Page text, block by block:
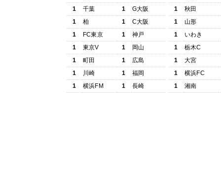
1
千葉 1
G大阪
1
柏 1
C大阪
1
FC東京 1
神戸
1
東京V 1
岡山
1
町田 1
広島
1
川崎 1
福岡
1
横浜FM 1 長崎
1
秋田
1
山形
1
いわき
1
栃木C
1
大宮
1
横浜FC
1
湘南